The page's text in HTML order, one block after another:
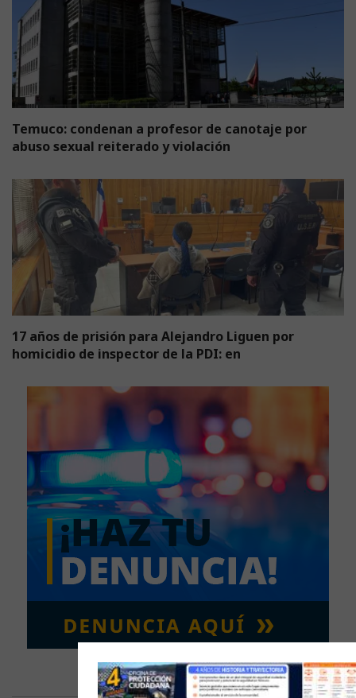
Temuco: condenan a profesor de canotaje por
abuso sexual reiterado y violación
17 años de prisión para Alejandro Liguen por
homicidio de inspector de la PDI: en
LAS ÚLTIMAS NOTICIAS